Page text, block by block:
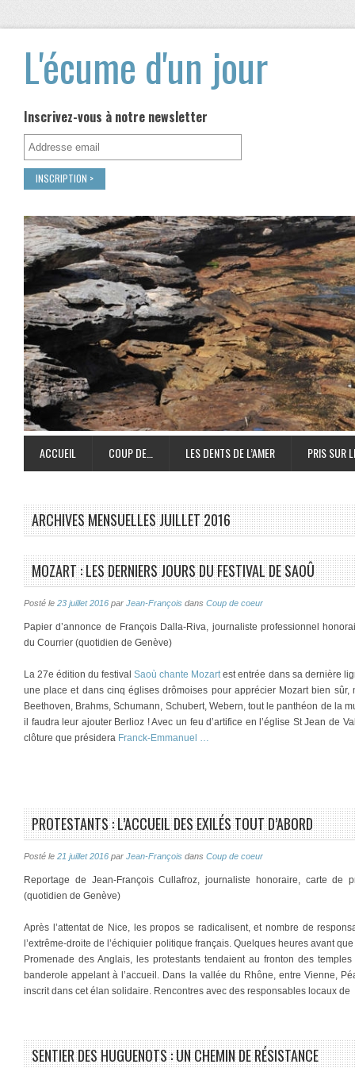
L'écume d'un jour
Inscrivez-vous à notre newsletter
ACCUEIL COUP DE… LES DENTS DE L’AMER PRIS SUR
ARCHIVES MENSUELLESJUILLET 2016
MOZART : LES DERNIERS JOURS DU FESTIVAL DE SAOÛ
Posté le 23 juillet 2016 par Jean-François dans Coup de coeur
Papier d’annonce de François Dalla-Riva, journaliste professionnel
du Courrier (quotidien de Genève)
La 27e édition du festivalSaoù chante Mozartest entrée dans sa dernière
une place et dans cinq églises drômoises pour apprécier Mozart bien sûr,
Beethoven, Brahms, Schumann, Schubert, Webern, tout le panthéon de la
il faudra leur ajouter Berlioz ! Avec un feu d’artifice en l’église St Jean de
clôture que présidera Franck-Emmanuel …
PROTESTANTS : L’ACCUEIL DES EXILÉS TOUT D’ABORD
Posté le 21 juillet 2016 par Jean-François dans Coup de coeur
Reportage de Jean-François Cullafroz, journaliste honoraire, carte de
(quotidien de Genève)
Après l’attentat de Nice, les propos se radicalisent, et nombre de
l’extrême-droite de l’échiquier politique français. Quelques heures avant
Promenade des Anglais, les protestants tendaient au fronton des
banderole appelant à l’accueil. Dans la vallée du Rhône, entre Vienne,
inscrit dans cet élan solidaire. Rencontres avec des responsables locaux de
SENTIER DES HUGUENOTS : UN CHEMIN DE RÉSISTANCE